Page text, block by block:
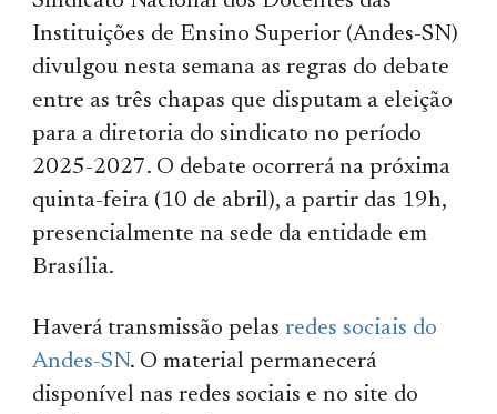
Instituições de Ensino Superior (Andes-SN)
divulgou nesta semana as regras do debate
entre as três chapas que disputam a eleição
para a diretoria do sindicato no período
2025-2027. O debate ocorrerá na próxima
quinta-feira (10 de abril), a partir das 19h,
presencialmente na sede da entidade em
Brasília.
Haverá transmissão pelasredes sociais do
Andes-SN. O material permanecerá
disponível nas redes sociais e no site do